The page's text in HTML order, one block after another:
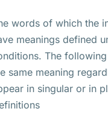
words of which the
meanings defined
The
same meaning
in singular or in